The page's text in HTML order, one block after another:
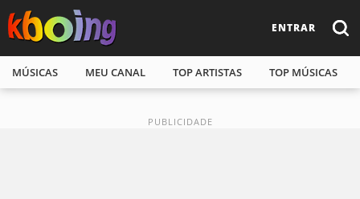
ENTRAR
MÚSICAS MEU CANAL TOP ARTISTAS TOP MÚSICAS